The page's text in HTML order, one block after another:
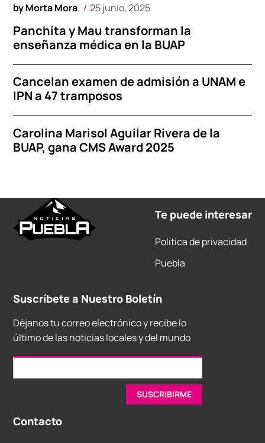
byMorta Mora 25 junio, 2025
Panchita y Mau transforman la
enseñanza médica en la BUAP
Cancelan examen de admisión a UNAM e
IPN a 47 tramposos
Carolina Marisol Aguilar Rivera de la
BUAP, gana CMS Award 2025
Te puede interesar
Política de privacidad
Puebla
Suscríbete a Nuestro Boletín
Déjanos tu correo electrónico y recibe lo
último de las noticias locales y del mundo
Contacto